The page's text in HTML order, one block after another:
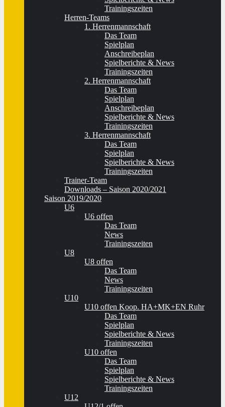
Trainingszeiten
Herren-Teams
1. Herrenmannschaft
Das Team
Spielplan
Anschreibeplan
Spielberichte & News
Trainingszeiten
2. Herrenmannschaft
Das Team
Spielplan
Anschreibeplan
Spielberichte & News
Trainingszeiten
3. Herrenmannschaft
Das Team
Spielplan
Spielberichte & News
Trainingszeiten
Trainer-Team
Downloads – Saison 2020/2021
Saison 2019/2020
U6
U6 offen
Das Team
News
Trainingszeiten
U8
U8 offen
Das Team
News
Trainingszeiten
U10
U10 offen Koop. HA+MK+EN Ruhr
Das Team
Spielplan
Spielberichte & News
Trainingszeiten
U10 offen
Das Team
Spielplan
Spielberichte & News
Trainingszeiten
U12